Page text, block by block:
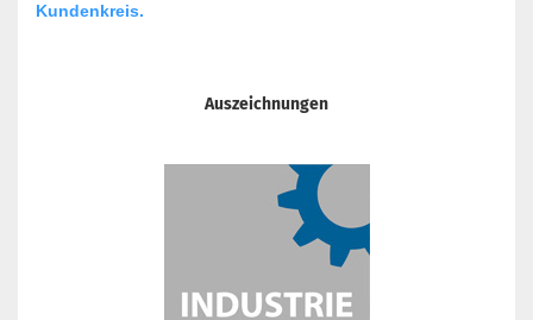
Kundenkreis.
Auszeichnungen